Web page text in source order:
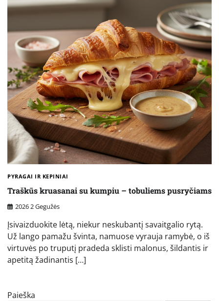
PYRAGAI IR KEPINIAI
Traškūs kruasanai su kumpiu – tobuliems pusryčiams
2026 2 Gegužės
Įsivaizduokite lėtą, niekur neskubantį savaitgalio rytą.
Už lango pamažu švinta, namuose vyrauja ramybė, o iš
virtuvės po truputį pradeda sklisti malonus, šildantis ir
apetitą žadinantis […]
Paieška